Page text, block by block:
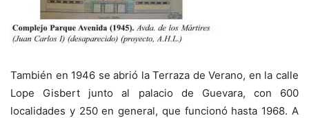
También en 1946 se abrió la Terraza de Verano, en la calle
Lope Gisbert junto al palacio de Guevara, con 600
localidades y 250 en general, que funcionó hasta 1968. A